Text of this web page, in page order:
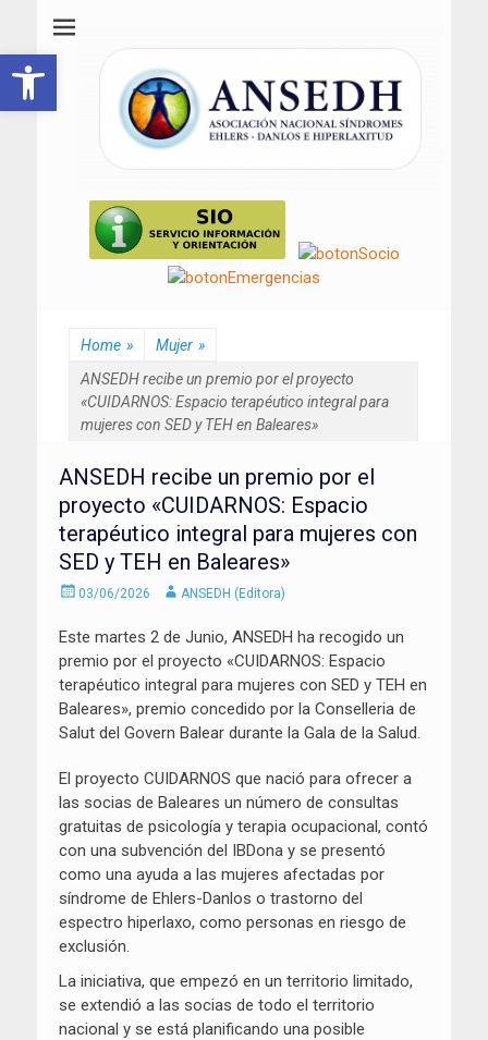
Abrir barra de herramientas
Home » Mujer »
ANSEDH recibe un premio por el proyecto
«CUIDARNOS: Espacio terapéutico integral para
mujeres con SED y TEH en Baleares»
ANSEDH recibe un premio por el
proyecto «CUIDARNOS: Espacio
terapéutico integral para mujeres con
SED y TEH en Baleares»
Enviado
03/06/2026 AutorANSEDH (Editora)
Este martes 2 de Junio, ANSEDH ha recogido un
premio por el proyecto «CUIDARNOS: Espacio
terapéutico integral para mujeres con SED y TEH en
Baleares», premio concedido por la Conselleria de
Salut del Govern Balear durante la Gala de la Salud.
El proyecto CUIDARNOS que nació para ofrecer a
las socias de Baleares un número de consultas
gratuitas de psicología y terapia ocupacional, contó
con una subvención del IBDona y se presentó
como una ayuda a las mujeres afectadas por
síndrome de Ehlers-Danlos o trastorno del
espectro hiperlaxo, como personas en riesgo de
exclusión.
La iniciativa, que empezó en un territorio limitado,
se extendió a las socias de todo el territorio
nacional y se está planificando una posible